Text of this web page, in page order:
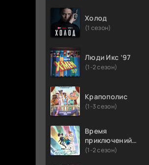
Холод
(1 сезон)
Люди Икс ’97
(1-2 сезон)
Крапополис
(1-3 сезон)
Время
приключений:
Фионна и Кейк
(1-2 сезон)